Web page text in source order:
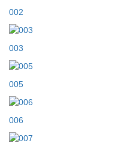
002
003
005
006